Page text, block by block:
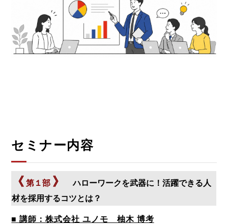
セミナー内容
《 第１部 》
ハローワークを武器に！活躍できる人
材を採用するコツとは？
■ 講師：株式会社 ユノモ 柚木 博考